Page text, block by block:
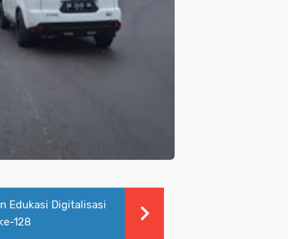
Edukasi Digitalisasi
128